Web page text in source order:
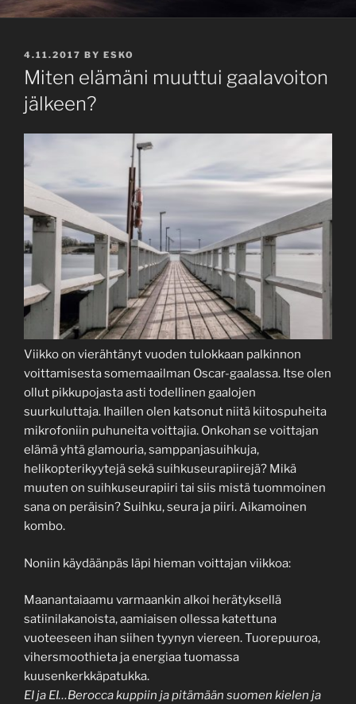
POSTED
ON
4.11.2017 BY ESKO
Miten elämäni muuttui gaalavoiton
jälkeen?
Viikko on vierähtänyt vuoden tulokkaan palkinnon
voittamisesta somemaailman Oscar-gaalassa. Itse olen
ollut pikkupojasta asti todellinen gaalojen
suurkuluttaja. Ihaillen olen katsonut niitä kiitospuheita
mikrofoniin puhuneita voittajia. Onkohan se voittajan
elämä yhtä glamouria, samppanjasuihkuja,
helikopterikyytejä sekä suihkuseurapiirejä? Mikä
muuten on suihkuseurapiiri tai siis mistä tuommoinen
sana on peräisin? Suihku, seura ja piiri. Aikamoinen
kombo.
Noniin käydäänpäs läpi hieman voittajan viikkoa:
Maanantaiaamu varmaankin alkoi herätyksellä
satiinilakanoista, aamiaisen ollessa katettuna
vuoteeseen ihan siihen tyynyn viereen. Tuorepuuroa,
vihersmoothieta ja energiaa tuomassa
kuusenkerkkäpatukka.
EI ja EI…Berocca kuppiin ja pitämään suomen kielen ja